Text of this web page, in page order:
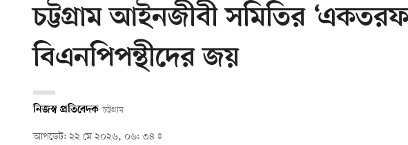
চট্টগ্রাম আইনজীবী সমিতির
বিএনপিপন্থীদের জয়
নিজস্ব প্রতিবেদক চট্টগ্রাম
আপডেট: ২২ মে ২০২৬, ০৬: ৩৪